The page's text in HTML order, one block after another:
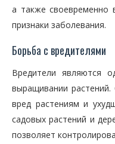
а также своевременно
признаки заболевания.
Борьба с вредителями
Вредители являются
выращивании
вред растениям и
садовых растений и
позволяет